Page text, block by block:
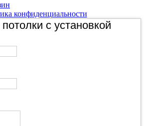
конфиденциальности
потолки с установкой